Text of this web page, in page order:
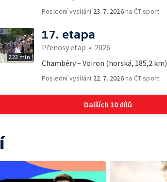
Poslední vysílání 23. 7. 2026na ČT sport
222 min
17. etapa
Přenosy etap • 2026
Chambéry – Voiron (horská, 185,2 km)
Poslední vysílání 22. 7. 2026na ČT sport
Dalších 10 dílů